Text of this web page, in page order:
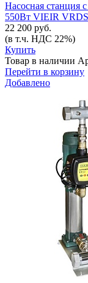
Насосная станция
550Вт VIEIR
22 200 руб.
(в т.ч. НДС 22%)
Купить
Товар в наличии
Перейти в корзину
Добавлено